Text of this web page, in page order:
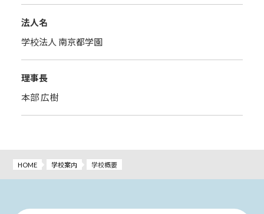
法人名
学校法人 南京都学園
理事長
本部 広樹
HOME 学校案内 学校概要